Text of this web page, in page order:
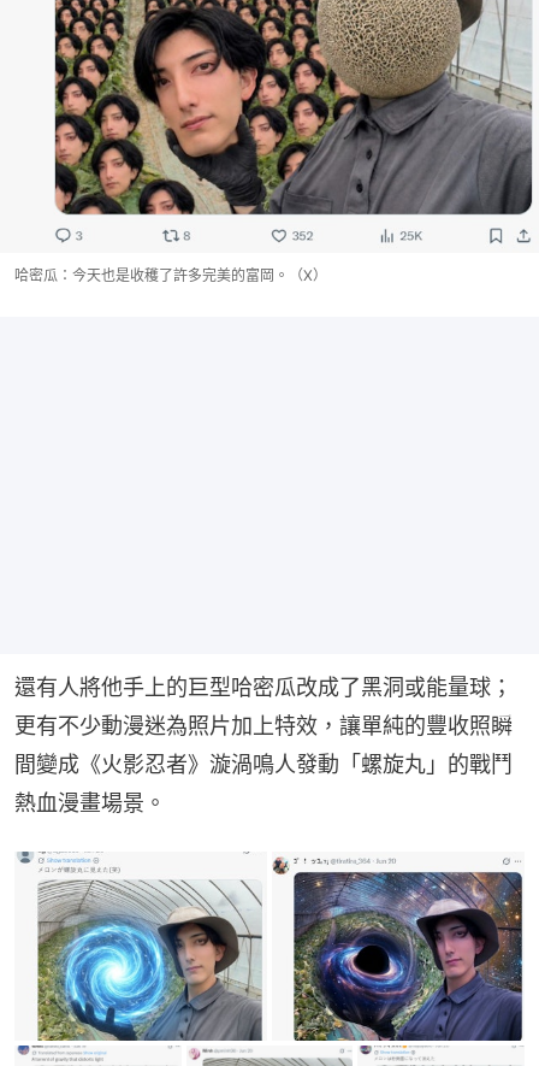
哈密瓜：今天也是收穫了許多完美的富岡。（X）
還有人將他手上的巨型哈密瓜改成了黑洞或能量球；
更有不少動漫迷為照片加上特效，讓單純的豐收照瞬
間變成《火影忍者》漩渦鳴人發動「螺旋丸」的戰鬥
熱血漫畫場景。